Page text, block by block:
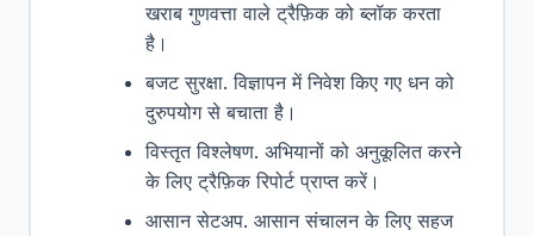
खराब गुणवत्ता वाले ट्रैफ़िक को ब्लॉक करता
है।
बजट सुरक्षा. विज्ञापन में निवेश किए गए धन को
दुरुपयोग से बचाता है।
विस्तृत विश्लेषण. अभियानों को अनुकूलित करने
के लिए ट्रैफ़िक रिपोर्ट प्राप्त करें।
आसान सेटअप. आसान संचालन के लिए सहज